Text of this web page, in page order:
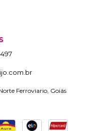
Ferroviario, Goiás